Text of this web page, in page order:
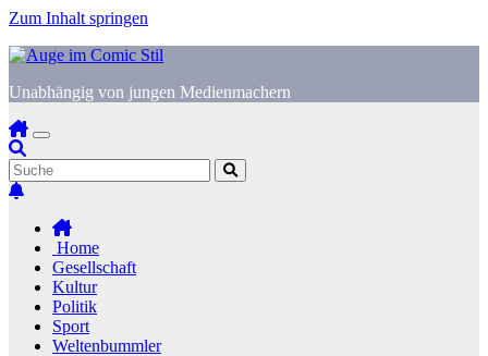
Zum Inhalt springen
Unabhängig von jungen Medienmachern
Home
Gesellschaft
Kultur
Politik
Sport
Weltenbummler